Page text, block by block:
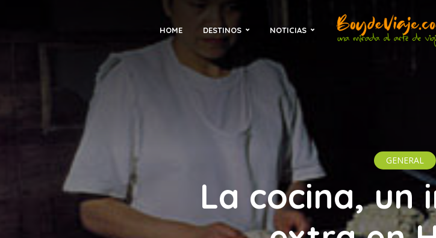
HOME DESTINOS NOTICIAS
GENERAL
La cocina, un